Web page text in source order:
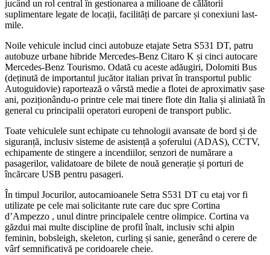
jucând un rol central în gestionarea a milioane de călătorii
suplimentare legate de locații, facilități de parcare și conexiuni last-
mile.
Noile vehicule includ cinci autobuze etajate Setra S531 DT, patru
autobuze urbane hibride Mercedes-Benz Citaro K și cinci autocare
Mercedes-Benz Tourismo. Odată cu aceste adăugiri, Dolomiti Bus
(deținută de importantul jucător italian privat în transportul public
Autoguidovie) raportează o vârstă medie a flotei de aproximativ șase
ani, poziționându-o printre cele mai tinere flote din Italia și aliniată în
general cu principalii operatori europeni de transport public.
Toate vehiculele sunt echipate cu tehnologii avansate de bord și de
siguranță, inclusiv sisteme de asistență a șoferului (ADAS), CCTV,
echipamente de stingere a incendiilor, senzori de numărare a
pasagerilor, validatoare de bilete de nouă generație și porturi de
încărcare USB pentru pasageri.
În timpul Jocurilor, autocamioanele Setra S531 DT cu etaj vor fi
utilizate pe cele mai solicitante rute care duc spre Cortina
d’Ampezzo , unul dintre principalele centre olimpice. Cortina va
găzdui mai multe discipline de profil înalt, inclusiv schi alpin
feminin, bobsleigh, skeleton, curling și sanie, generând o cerere de
vârf semnificativă pe coridoarele cheie.